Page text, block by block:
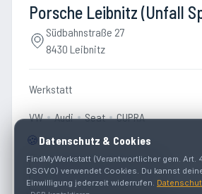
Porsche Leibnitz (Unfall
Südbahnstraße 27
8430 Leibnitz
Werkstatt
VW Audi Seat CUPRA
Termin vereinbaren
🍪Datenschutz & Cookies
FindMyWerkstatt (Verantwortlicher gem. Art.
DSGVO) verwendet Cookies. Du kannst
Einwilligung jederzeit widerrufen.